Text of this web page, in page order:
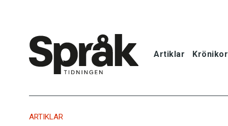
Artiklar Krönikor
ARTIKLAR